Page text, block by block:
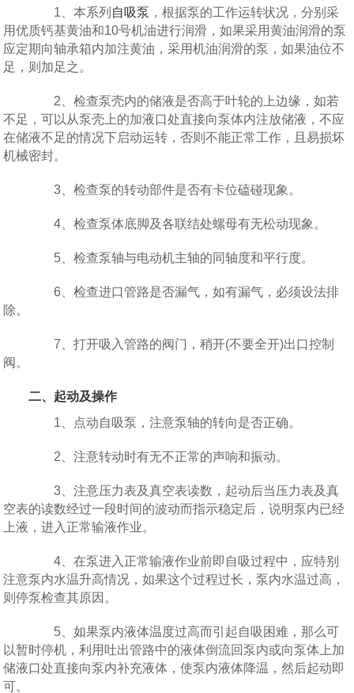
1、本系列 自吸泵 ，根据泵的工作运转状况，分别采
用优质钙基黄油和10号机油进行润滑，如果采用黄油润滑的泵
应定期向轴承箱内加注黄油，采用机油润滑的泵，如果油位不
足，则加足之。
2、检查泵壳内的储液是否高于叶轮的上边缘，如若
不足，可以从泵壳上的加液口处直接向泵体内注放储液，不应
在储液不足的情况下启动运转，否则不能正常工作，且易损坏
机械密封。
3、检查泵的转动部件是否有卡位磕碰现象。
4、检查泵体底脚及各联结处螺母有无松动现象。
5、检查泵轴与电动机主轴的同轴度和平行度。
6、检查进口管路是否漏气，如有漏气，必须设法排
除。
7、打开吸入管路的阀门，稍开(不要全开)出口控制
阀。
二、起动及操作
1、点动自吸泵，注意泵轴的转向是否正确。
2、注意转动时有无不正常的声响和振动。
3、注意压力表及真空表读数，起动后当压力表及真
空表的读数经过一段时间的波动而指示稳定后，说明泵内已经
上液，进入正常输液作业。
4、在泵进入正常输液作业前即自吸过程中，应特别
注意泵内水温升高情况，如果这个过程过长，泵内水温过高，
则停泵检查其原因。
5、如果泵内液体温度过高而引起自吸困难，那么可
以暂时停机，利用吐出管路中的液体倒流回泵内或向泵体上加
储液口处直接向泵内补充液体，使泵内液体降温，然后起动即
可。